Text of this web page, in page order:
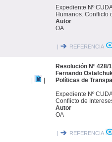
Expediente Nº
Humanos. Conflicto
Autor
OA
| REFERENCIA
Resolución Nº
Fernando
Políticas de
Expediente Nº
Conflicto de
Autor
OA
| REFERENCIA